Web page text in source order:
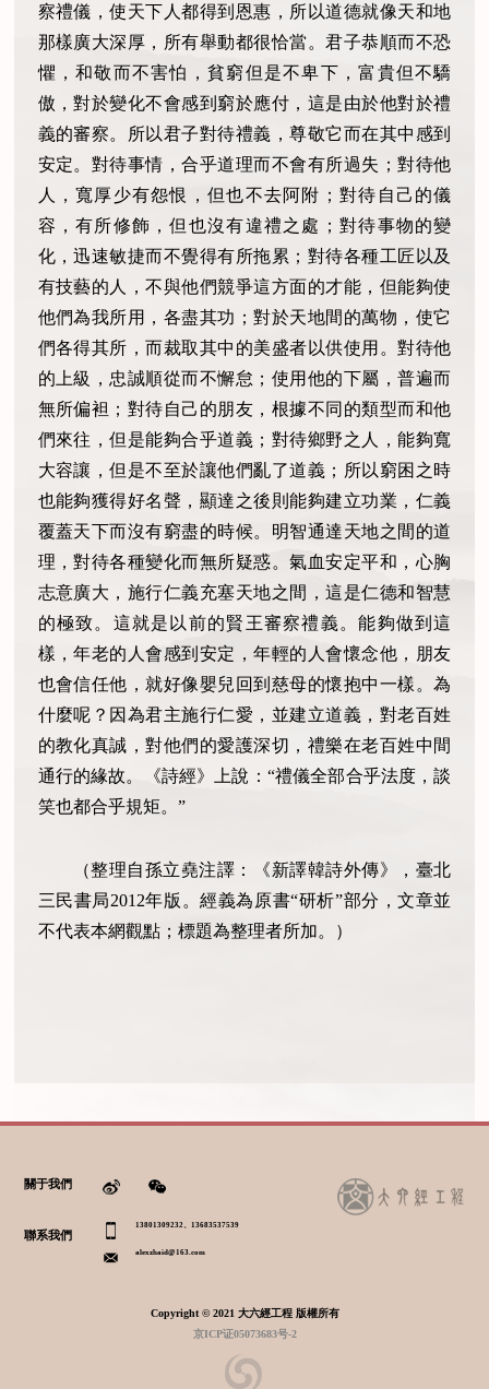
察禮儀，使天下人都得到恩惠，所以道德就像天和地
那樣廣大深厚，所有舉動都很恰當。君子恭順而不恐
懼，和敬而不害怕，貧窮但是不卑下，富貴但不驕
傲，對於變化不會感到窮於應付，這是由於他對於禮
義的審察。所以君子對待禮義，尊敬它而在其中感到
安定。對待事情，合乎道理而不會有所過失；對待他
人，寬厚少有怨恨，但也不去阿附；對待自己的儀
容，有所修飾，但也沒有違禮之處；對待事物的變
化，迅速敏捷而不覺得有所拖累；對待各種工匠以及
有技藝的人，不與他們競爭這方面的才能，但能夠使
他們為我所用，各盡其功；對於天地間的萬物，使它
們各得其所，而裁取其中的美盛者以供使用。對待他
的上級，忠誠順從而不懈怠；使用他的下屬，普遍而
無所偏袒；對待自己的朋友，根據不同的類型而和他
們來往，但是能夠合乎道義；對待鄉野之人，能夠寬
大容讓，但是不至於讓他們亂了道義；所以窮困之時
也能夠獲得好名聲，顯達之後則能夠建立功業，仁義
覆蓋天下而沒有窮盡的時候。明智通達天地之間的道
理，對待各種變化而無所疑惑。氣血安定平和，心胸
志意廣大，施行仁義充塞天地之間，這是仁德和智慧
的極致。這就是以前的賢王審察禮義。能夠做到這
樣，年老的人會感到安定，年輕的人會懷念他，朋友
也會信任他，就好像嬰兒回到慈母的懷抱中一樣。為
什麼呢？因為君主施行仁愛，並建立道義，對老百姓
的教化真誠，對他們的愛護深切，禮樂在老百姓中間
通行的緣故。《詩經》上說：“禮儀全部合乎法度，談
笑也都合乎規矩。”
（整理自孫立堯注譯：《新譯韓詩外傳》，臺北
三民書局2012年版。經義為原書“研析”部分，文章並
不代表本網觀點；標題為整理者所加。）
關于我們
聯系我們
13801309232、13683537539
alexzhaid@163.com
Copyright © 2021 大六經工程 版權所有
京ICP证05073683号-2